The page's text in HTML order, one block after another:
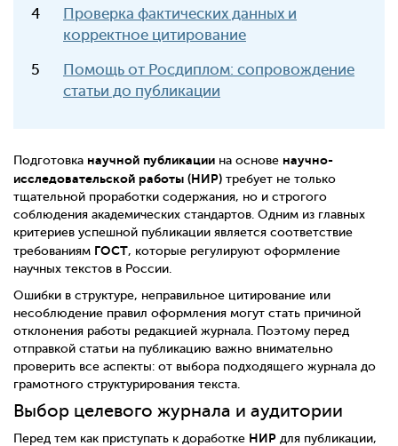
Проверка фактических данных и
корректное цитирование
Помощь от Росдиплом: сопровождение
статьи до публикации
Подготовка научной публикации на основе научно-
исследовательской работы (НИР) требует не только
тщательной проработки содержания, но и строгого
соблюдения академических стандартов. Одним из главных
критериев успешной публикации является соответствие
требованиям ГОСТ, которые регулируют оформление
научных текстов в России.
Ошибки в структуре, неправильное цитирование или
несоблюдение правил оформления могут стать причиной
отклонения работы редакцией журнала. Поэтому перед
отправкой статьи на публикацию важно внимательно
проверить все аспекты: от выбора подходящего журнала до
грамотного структурирования текста.
Выбор целевого журнала и аудитории
Перед тем как приступать к доработке НИР для публикации,